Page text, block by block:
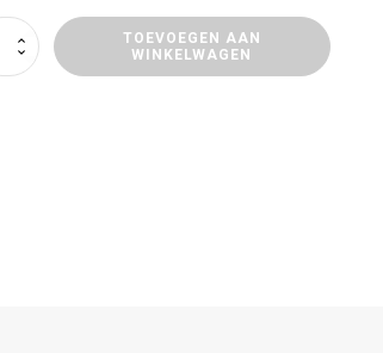
TOEVOEGEN AAN
WINKELWAGEN